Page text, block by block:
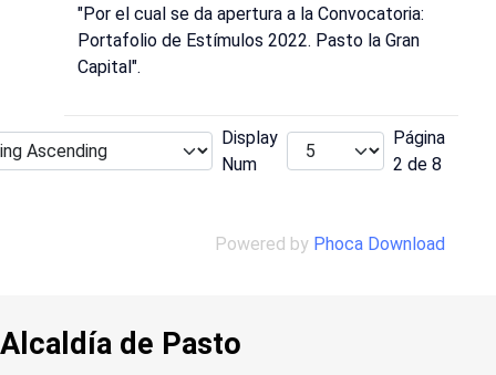
"Por el cual se da apertura a la Convocatoria:
Portafolio de Estímulos 2022. Pasto la Gran
Capital".
Display
Num
Página
2 de 8
Powered by Phoca Download
Alcaldía de Pasto